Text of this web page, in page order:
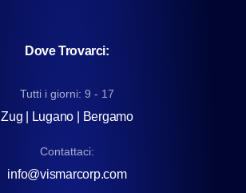
Dove Trovarci:
Tutti i giorni: 9 - 17
Zug | Lugano | Bergamo
Contattaci:
info@vismarcorp.com